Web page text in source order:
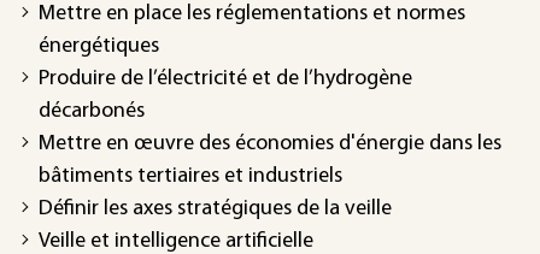
Mettre en place les réglementations et normes
énergétiques
Produire de l’électricité et de l’hydrogène
décarbonés
Mettre en œuvre des économies d'énergie dans les
bâtiments tertiaires et industriels
Définir les axes stratégiques de la veille
Veille et intelligence artificielle